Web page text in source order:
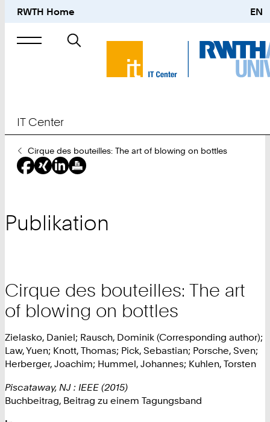
RWTH Home EN
Suche
nach
IT Center
Sie
sind
hier:
Cirque des bouteilles: The art of blowing on bottles
Publikation
Cirque des bouteilles: The art
of blowing on bottles
Zielasko, Daniel; Rausch, Dominik (Corresponding author);
Law, Yuen; Knott, Thomas; Pick, Sebastian; Porsche, Sven;
Herberger, Joachim; Hummel, Johannes; Kuhlen, Torsten
Piscataway, NJ : IEEE (2015)
Buchbeitrag, Beitrag zu einem Tagungsband